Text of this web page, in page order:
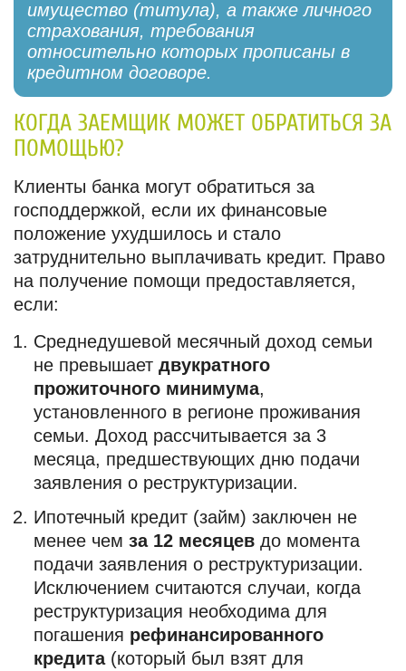
имущество (титула), а также личного
страхования, требования
относительно которых прописаны в
кредитном договоре.
КОГДА ЗАЕМЩИК МОЖЕТ ОБРАТИТЬСЯ ЗА
ПОМОЩЬЮ?
Клиенты банка могут обратиться за
господдержкой, если их финансовые
положение ухудшилось и стало
затруднительно выплачивать кредит. Право
на получение помощи предоставляется,
если:
Среднедушевой месячный доход семьи
не превышает двукратного
прожиточного минимума,
установленного в регионе проживания
семьи. Доход рассчитывается за 3
месяца, предшествующих дню подачи
заявления о реструктуризации.
Ипотечный кредит (займ) заключен не
менее чем за 12 месяцев до момента
подачи заявления о реструктуризации.
Исключением считаются случаи, когда
реструктуризация необходима для
погашения рефинансированного
кредита(который был взят для